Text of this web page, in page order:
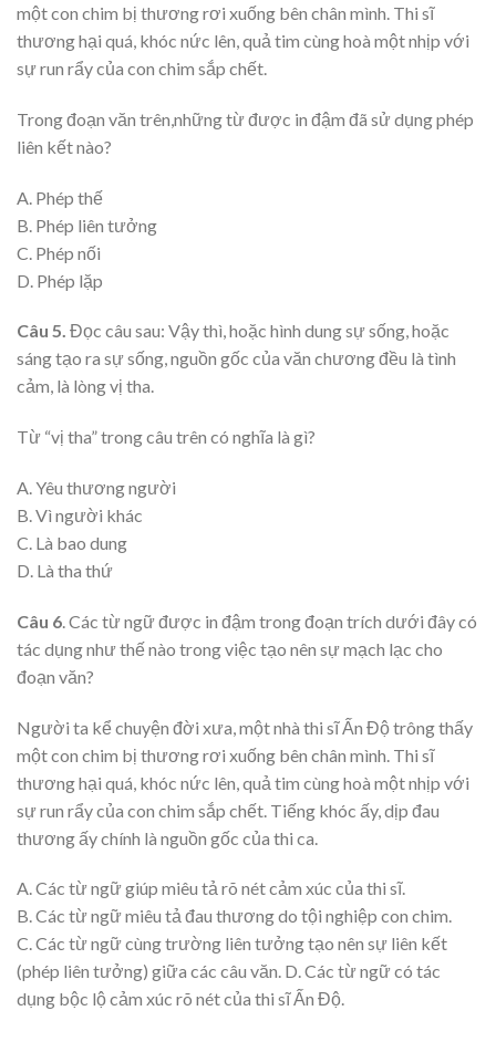
một con chim bị thương rơi xuống bên chân mình. Thi sĩ
thương hại quá, khóc nức lên, quả tim cùng hoà một nhịp với
sự run rẩy của con chim sắp chết.
Trong đoạn văn trên,những từ được in đậm đã sử dụng phép
liên kết nào?
A. Phép thế
B. Phép liên tưởng
C. Phép nối
D. Phép lặp
Câu 5. Đọc câu sau: Vậy thì, hoặc hình dung sự sống, hoặc
sáng tạo ra sự sống, nguồn gốc của văn chương đều là tình
cảm, là lòng vị tha.
Từ “vị tha” trong câu trên có nghĩa là gì?
A. Yêu thương người
B. Vì người khác
C. Là bao dung
D. Là tha thứ
Câu 6. Các từ ngữ được in đậm trong đoạn trích dưới đây có
tác dụng như thế nào trong việc tạo nên sự mạch lạc cho
đoạn văn?
Người ta kể chuyện đời xưa, một nhà thi sĩ Ấn Độ trông thấy
một con chim bị thương rơi xuống bên chân mình. Thi sĩ
thương hại quá, khóc nức lên, quả tim cùng hoà một nhịp với
sự run rẩy của con chim sắp chết. Tiếng khóc ấy, dịp đau
thương ấy chính là nguồn gốc của thi ca.
A. Các từ ngữ giúp miêu tả rõ nét cảm xúc của thi sĩ.
B. Các từ ngữ miêu tả đau thương do tội nghiệp con chim.
C. Các từ ngữ cùng trường liên tưởng tạo nên sự liên kết
(phép liên tưởng) giữa các câu văn. D. Các từ ngữ có tác
dụng bộc lộ cảm xúc rõ nét của thi sĩ Ấn Độ.